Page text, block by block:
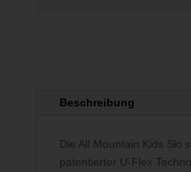
Beschreibung
Die All Mountain Kids Ski
patentierter U-Flex